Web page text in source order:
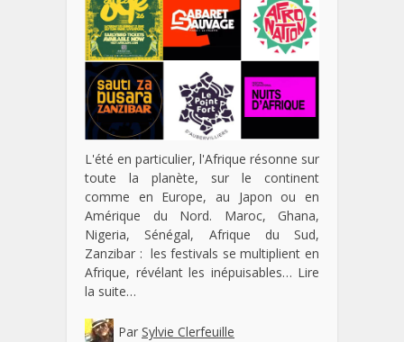
L'été en particulier, l'Afrique résonne sur
toute la planète, sur le continent
comme en Europe, au Japon ou en
Amérique du Nord. Maroc, Ghana,
Nigeria, Sénégal, Afrique du Sud,
Zanzibar : les festivals se multiplient en
Afrique, révélant les inépuisables… Lire
la suite…
Par Sylvie Clerfeuille